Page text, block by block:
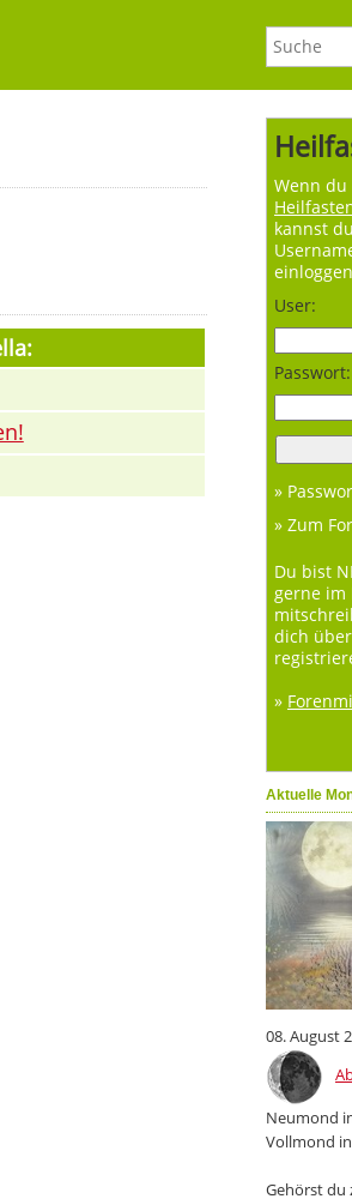
Wenn
kannst
User:
Passwort:
»
» Zum
Du bist
gerne im
dich
»
Aktuelle
08. August
Neumond
Vollmond
Gehörst du